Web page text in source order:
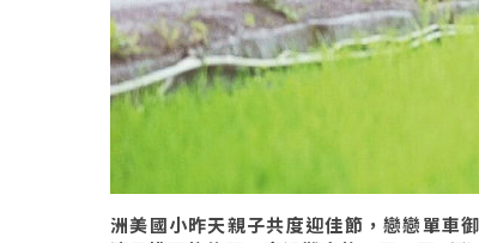
洲美國小昨天親子共度迎佳節，戀戀單車